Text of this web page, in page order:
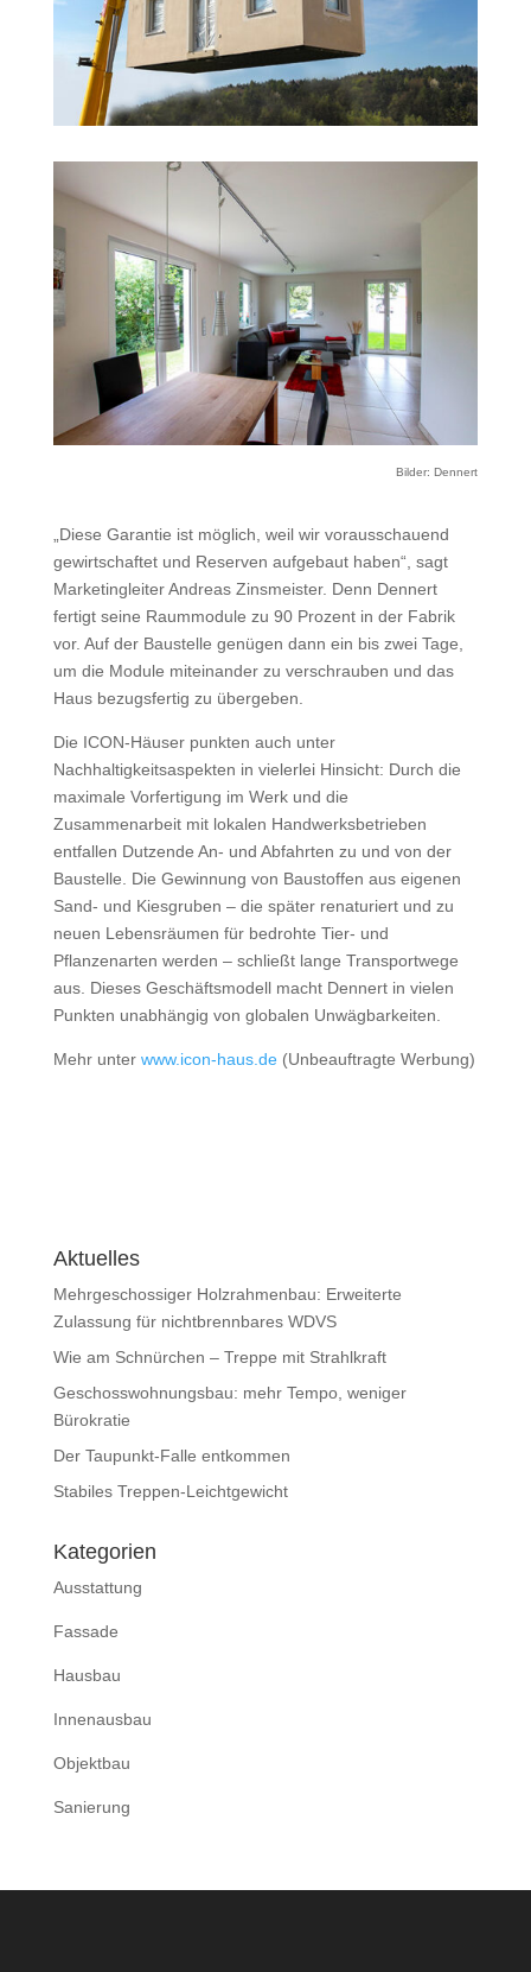
Bilder: Dennert
„Diese Garantie ist möglich, weil wir vorausschauend
gewirtschaftet und Reserven aufgebaut haben“, sagt
Marketingleiter Andreas Zinsmeister. Denn Dennert
fertigt seine Raummodule zu 90 Prozent in der Fabrik
vor. Auf der Baustelle genügen dann ein bis zwei Tage,
um die Module miteinander zu verschrauben und das
Haus bezugsfertig zu übergeben.
Die ICON-Häuser punkten auch unter
Nachhaltigkeitsaspekten in vielerlei Hinsicht: Durch die
maximale Vorfertigung im Werk und die
Zusammenarbeit mit lokalen Handwerksbetrieben
entfallen Dutzende An- und Abfahrten zu und von der
Baustelle. Die Gewinnung von Baustoffen aus eigenen
Sand- und Kiesgruben – die später renaturiert und zu
neuen Lebensräumen für bedrohte Tier- und
Pflanzenarten werden – schließt lange Transportwege
aus. Dieses Geschäftsmodell macht Dennert in vielen
Punkten unabhängig von globalen Unwägbarkeiten.
Mehr unter www.icon-haus.de(Unbeauftragte Werbung)
Aktuelles
Mehrgeschossiger Holzrahmenbau: Erweiterte
Zulassung für nichtbrennbares WDVS
Wie am Schnürchen – Treppe mit Strahlkraft
Geschosswohnungsbau: mehr Tempo, weniger
Bürokratie
Der Taupunkt-Falle entkommen
Stabiles Treppen-Leichtgewicht
Kategorien
Ausstattung
Fassade
Hausbau
Innenausbau
Objektbau
Sanierung